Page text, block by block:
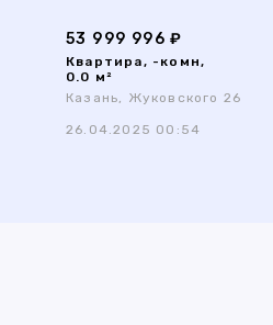
53 999 996 ₽
Квартира, -комн,
0.0 м²
Казань, Жуковского 26
26.04.2025 00:54